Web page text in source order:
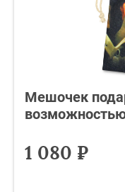
Мешочек
1 080 ₽